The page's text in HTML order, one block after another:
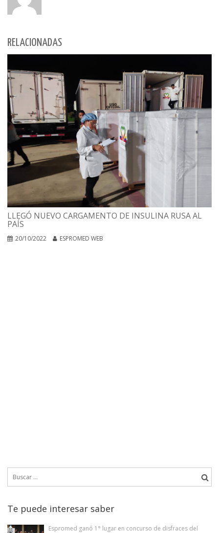
RELACIONADAS
LLEGÓ NUEVO CARGAMENTO DE INSULINA RUSA AL
PAÍS
20/10/2022 ESPROMED WEB
Te puede interesar saber
Espromed ganó 1° lugar en concurso de disfraces del